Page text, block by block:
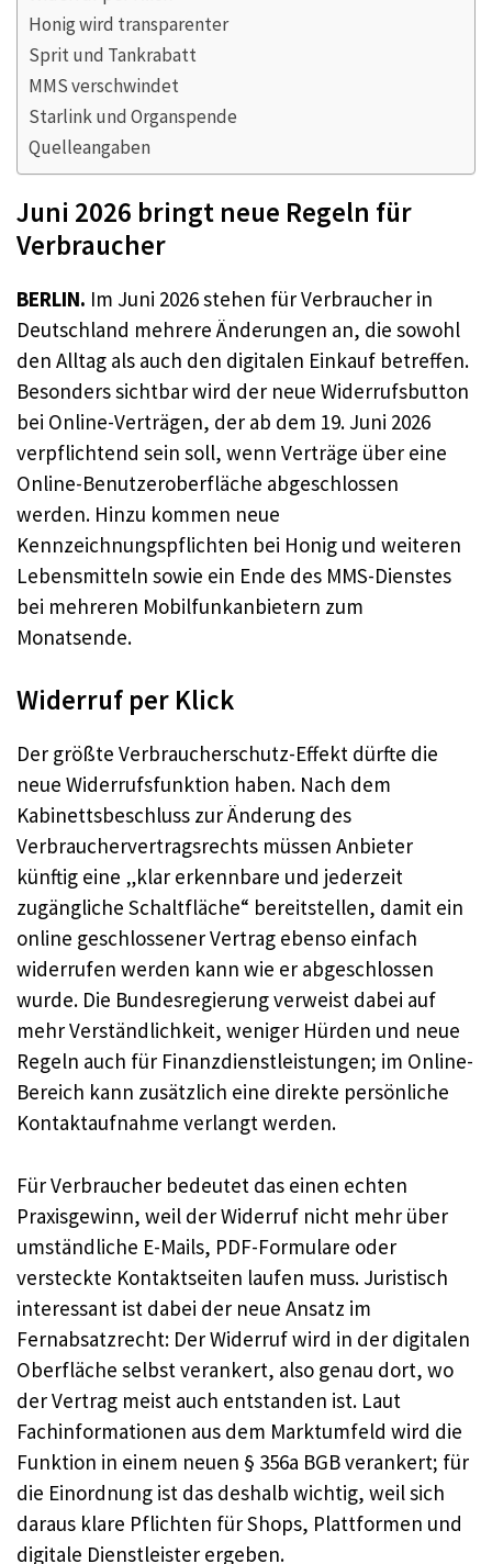
Honig wird transparenter
Sprit und Tankrabatt
MMS verschwindet
Starlink und Organspende
Quelleangaben
Juni 2026 bringt neue Regeln für
Verbraucher
BERLIN. Im Juni 2026 stehen für Verbraucher in
Deutschland mehrere Änderungen an, die sowohl
den Alltag als auch den digitalen Einkauf betreffen.
Besonders sichtbar wird der neue Widerrufsbutton
bei Online-Verträgen, der ab dem 19. Juni 2026
verpflichtend sein soll, wenn Verträge über eine
Online-Benutzeroberfläche abgeschlossen
werden. Hinzu kommen neue
Kennzeichnungspflichten bei Honig und weiteren
Lebensmitteln sowie ein Ende des MMS-Dienstes
bei mehreren Mobilfunkanbietern zum
Monatsende.
Widerruf per Klick
Der größte Verbraucherschutz-Effekt dürfte die
neue Widerrufsfunktion haben. Nach dem
Kabinettsbeschluss zur Änderung des
Verbrauchervertragsrechts müssen Anbieter
künftig eine „klar erkennbare und jederzeit
zugängliche Schaltfläche“ bereitstellen, damit ein
online geschlossener Vertrag ebenso einfach
widerrufen werden kann wie er abgeschlossen
wurde. Die Bundesregierung verweist dabei auf
mehr Verständlichkeit, weniger Hürden und neue
Regeln auch für Finanzdienstleistungen; im Online-
Bereich kann zusätzlich eine direkte persönliche
Kontaktaufnahme verlangt werden.
Für Verbraucher bedeutet das einen echten
Praxisgewinn, weil der Widerruf nicht mehr über
umständliche E-Mails, PDF-Formulare oder
versteckte Kontaktseiten laufen muss. Juristisch
interessant ist dabei der neue Ansatz im
Fernabsatzrecht: Der Widerruf wird in der digitalen
Oberfläche selbst verankert, also genau dort, wo
der Vertrag meist auch entstanden ist. Laut
Fachinformationen aus dem Marktumfeld wird die
Funktion in einem neuen § 356a BGB verankert; für
die Einordnung ist das deshalb wichtig, weil sich
daraus klare Pflichten für Shops, Plattformen und
digitale Dienstleister ergeben.